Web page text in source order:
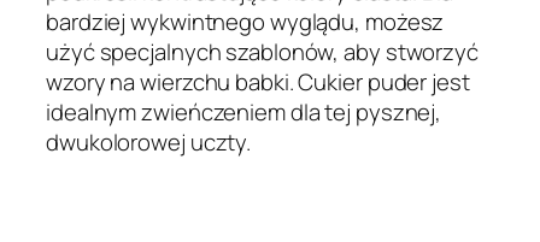
bardziej wykwintnego wyglądu, możesz
użyć specjalnych szablonów, aby stworzyć
wzory na wierzchu babki. Cukier puder jest
idealnym zwieńczeniem dla tej pysznej,
dwukolorowej uczty.